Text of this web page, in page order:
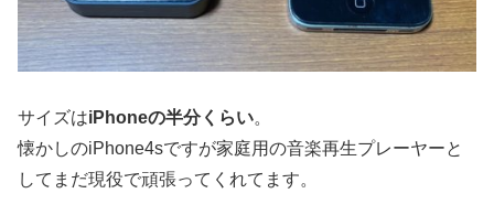
サイズはiPhoneの半分くらい。
懐かしのiPhone4sですが家庭用の音楽再生プレーヤーと
してまだ現役で頑張ってくれてます。